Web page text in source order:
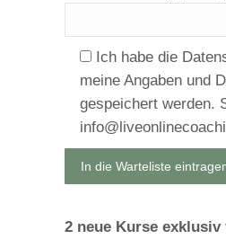
Ich habe die
meine Angaben und
gespeichert werden.
2 neue Kurse